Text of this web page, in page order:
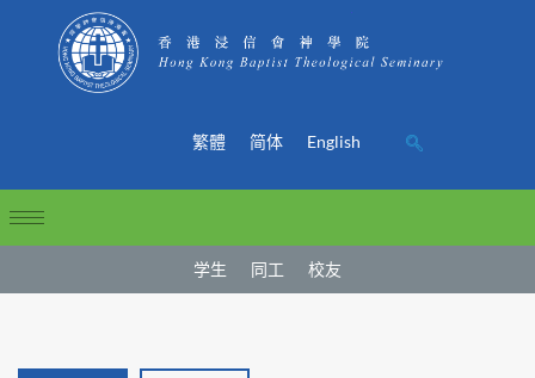
繁體 简体 English
学生 同工 校友